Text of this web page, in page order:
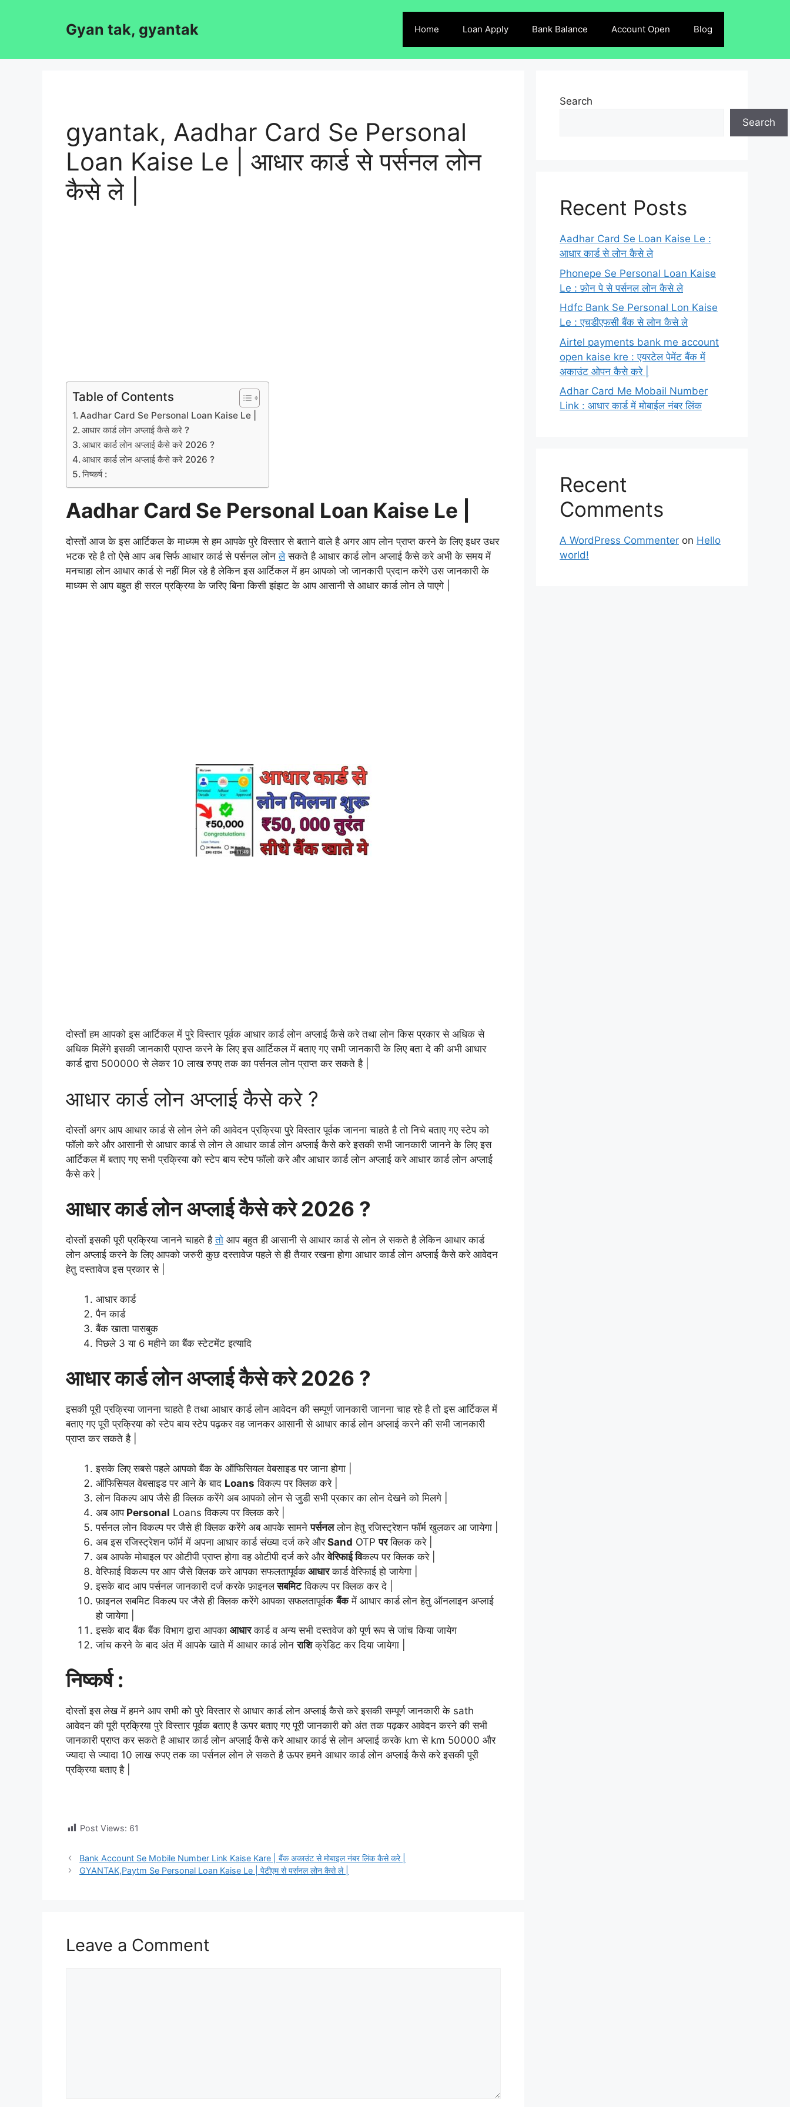
Gyan tak, gyantak Home Loan Apply Bank Balance Account Open Blog
gyantak, Aadhar Card Se Personal
Loan Kaise Le | आधार कार्ड से पर्सनल लोन
कैसे ले |
Table of Contents
Aadhar Card Se Personal Loan Kaise Le |
आधार कार्ड लोन अप्लाई कैसे करे ?
आधार कार्ड लोन अप्लाई कैसे करे 2026 ?
आधार कार्ड लोन अप्लाई कैसे करे 2026 ?
निष्कर्ष :
Aadhar Card Se Personal Loan Kaise Le |
दोस्तों आज के इस आर्टिकल के माध्यम से हम आपके पुरे विस्तार से बताने वाले है अगर आप लोन प्राप्त करने के लिए इधर उधर
भटक रहे है तो ऐसे आप अब सिर्फ आधार कार्ड से पर्सनल लोनलेसकते है आधार कार्ड लोन अप्लाई कैसे करे अभी के समय में
मनचाहा लोन आधार कार्ड से नहीं मिल रहे है लेकिन इस आर्टिकल में हम आपको जो जानकारी प्रदान करेंगे उस जानकारी के
माध्यम से आप बहुत ही सरल प्रक्रिया के जरिए बिना किसी झंझट के आप आसानी से आधार कार्ड लोन ले पाएगे |
दोस्तों हम आपको इस आर्टिकल में पुरे विस्तार पूर्वक आधार कार्ड लोन अप्लाई कैसे करे तथा लोन किस प्रकार से अधिक से
अधिक मिलेंगे इसकी जानकारी प्राप्त करने के लिए इस आर्टिकल में बताए गए सभी जानकारी के लिए बता दे की अभी आधार
कार्ड द्वारा 500000 से लेकर 10 लाख रुपए तक का पर्सनल लोन प्राप्त कर सकते है |
आधार कार्ड लोन अप्लाई कैसे करे ?
दोस्तों अगर आप आधार कार्ड से लोन लेने की आवेदन प्रक्रिया पुरे विस्तार पूर्वक जानना चाहते है तो निचे बताए गए स्टेप को
फॉलो करे और आसानी से आधार कार्ड से लोन ले आधार कार्ड लोन अप्लाई कैसे करे इसकी सभी जानकारी जानने के लिए इस
आर्टिकल में बताए गए सभी प्रक्रिया को स्टेप बाय स्टेप फॉलो करे और आधार कार्ड लोन अप्लाई करे आधार कार्ड लोन अप्लाई
कैसे करे |
आधार कार्ड लोन अप्लाई कैसे करे 2026 ?
दोस्तों इसकी पूरी प्रक्रिया जानने चाहते हैतो आप बहुत ही आसानी से आधार कार्ड से लोन ले सकते है लेकिन आधार कार्ड
लोन अप्लाई करने के लिए आपको जरुरी कुछ दस्तावेज पहले से ही तैयार रखना होगा आधार कार्ड लोन अप्लाई कैसे करे आवेदन
हेतु दस्तावेज इस प्रकार से |
आधार कार्ड
पैन कार्ड
बैंक खाता पासबुक
पिछले 3 या 6 महीने का बैंक स्टेटमेंट इत्यादि
आधार कार्ड लोन अप्लाई कैसे करे 2026 ?
इसकी पूरी प्रक्रिया जानना चाहते है तथा आधार कार्ड लोन आवेदन की सम्पूर्ण जानकारी जानना चाह रहे है तो इस आर्टिकल में
बताए गए पूरी प्रक्रिया को स्टेप बाय स्टेप पढ़कर वह जानकर आसानी से आधार कार्ड लोन अप्लाई करने की सभी जानकारी
प्राप्त कर सकते है |
इसके लिए सबसे पहले आपको बैंक के ऑफिसियल वेबसाइड पर जाना होगा |
ऑफिसियल वेबसाइड पर आने के बाद Loans विकल्प पर क्लिक करे |
लोन विकल्प आप जैसे ही क्लिक करेंगे अब आपको लोन से जुडी सभी प्रकार का लोन देखने को मिलगे |
अब आपPersonal Loans विकल्प पर क्लिक करे |
पर्सनल लोन विकल्प पर जैसे ही क्लिक करेंगे अब आपके सामनेपर्सनललोन हेतु रजिस्ट्रेशन फॉर्म खुलकर आ जायेगा |
अब इस रजिस्ट्रेशन फॉर्म में अपना आधार कार्ड संख्या दर्ज करे औरSand OTPपरक्लिक करे |
अब आपके मोबाइल पर ओटीपी प्राप्त होगा वह ओटीपी दर्ज करे औरवेरिफाई विकल्प पर क्लिक करे |
वेरिफाई विकल्प पर आप जैसे क्लिक करे आपका सफलतापूर्वक आधारकार्ड वेरिफाई हो जायेगा |
इसके बाद आप पर्सनल जानकारी दर्ज करके फ़ाइनलसबमिटविकल्प पर क्लिक कर दे |
फ़ाइनल सबमिट विकल्प पर जैसे ही क्लिक करेंगे आपका सफलतापूर्वकबैंकमें आधार कार्ड लोन हेतु ऑनलाइन अप्लाई
हो जायेगा |
इसके बाद बैंक बैंक विभाग द्वारा आपका आधारकार्ड व अन्य सभी दस्तवेज को पूर्ण रूप से जांच किया जायेग
जांच करने के बाद अंत में आपके खाते में आधार कार्ड लोनराशिक्रेडिट कर दिया जायेगा |
निष्कर्ष :
दोस्तों इस लेख में हमने आप सभी को पुरे विस्तार से आधार कार्ड लोन अप्लाई कैसे करे इसकी सम्पूर्ण जानकारी के sath
आवेदन की पूरी प्रक्रिया पुरे विस्तार पूर्वकबताए है ऊपर बताए गए पूरीजानकारी को अंत तक पढ़कर आवेदन करने की सभी
जानकारी प्राप्त कर सकते है आधार कार्ड लोन अप्लाई कैसे करे आधार कार्ड से लोन अप्लाई करके km से km 50000 और
ज्यादा से ज्यादा 10 लाख रुपए तक का पर्सनल लोन ले सकते है ऊपर हमने आधार कार्ड लोन अप्लाई कैसे करे इसकी पूरी
प्रक्रिया बताए है |
Post Views: 61
Bank Account Se Mobile Number Link Kaise Kare | बैंक अकाउंट से मोबाइल नंबर लिंक कैसे करे |
GYANTAK,Paytm Se Personal Loan Kaise Le | पेटीएम से पर्सनल लोन कैसे ले |
Leave a Comment
Search
Search
Recent Posts
Aadhar Card Se Loan Kaise Le :
आधार कार्ड से लोन कैसे ले
Phonepe Se Personal Loan Kaise
Le : फ़ोन पे से पर्सनल लोन कैसे ले
Hdfc Bank Se Personal Lon Kaise
Le : एचडीएफसी बैंक से लोन कैसे ले
Airtel payments bank me account
open kaise kre : एयरटेल पेमेंट बैंक में
अकाउंट ओपन कैसे करे |
Adhar Card Me Mobail Number
Link : आधार कार्ड में मोबाईल नंबर लिंक
Recent
Comments
A WordPress Commenter on Hello
world!